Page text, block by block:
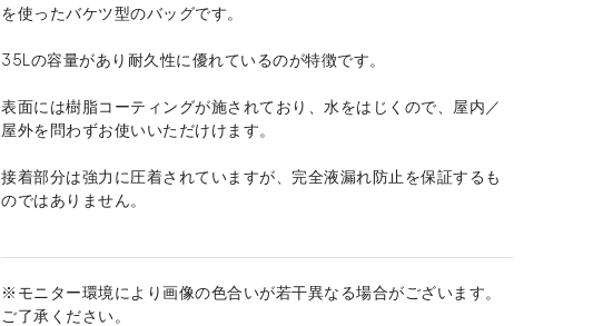
を使ったバケツ型のバッグです。
35Lの容量があり耐久性に優れているのが特徴です。
表面には樹脂コーティングが施されており、水をはじくので、屋内／
屋外を問わずお使いいただけけます。
接着部分は強力に圧着されていますが、完全液漏れ防止を保証するも
のではありません。
※モニター環境により画像の色合いが若干異なる場合がございます。
ご了承ください。